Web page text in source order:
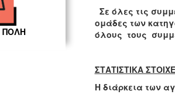
ΠΟΛΗ
Σε όλες τις
ομάδες των
όλους τους
ΣΤΑΤΙΣΤΙΚΑ
Η διάρκεια των